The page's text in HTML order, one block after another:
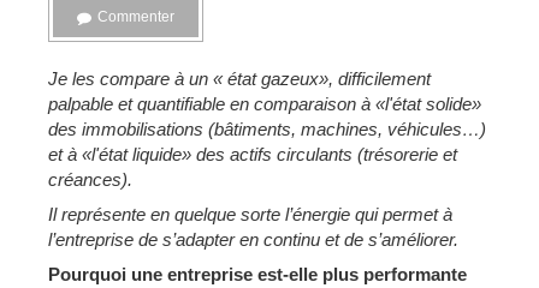
Commenter
Je les compare à un « état gazeux», difficilement
palpable et quantifiable en comparaison à «l'état solide»
des immobilisations (bâtiments, machines, véhicules…)
et à «l'état liquide» des actifs circulants (trésorerie et
créances).
Il représente en quelque sorte l’énergie qui permet à
l’entreprise de s’adapter en continu et de s’améliorer.
Pourquoi une entreprise est-elle plus performante